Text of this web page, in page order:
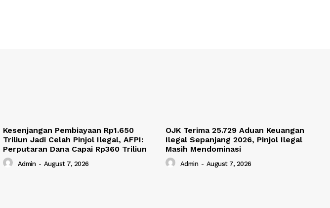
Kesenjangan Pembiayaan Rp1.650
Triliun Jadi Celah Pinjol Ilegal, AFPI:
Perputaran Dana Capai Rp360 Triliun
Admin - August 7, 2026
OJK Terima 25.729 Aduan Keuangan
Ilegal Sepanjang 2026, Pinjol Ilegal
Masih Mendominasi
Admin - August 7, 2026